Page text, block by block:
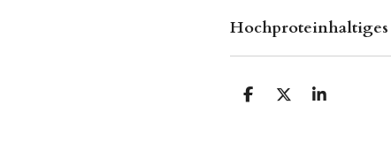
Hochproteinhaltiges
T
T
T